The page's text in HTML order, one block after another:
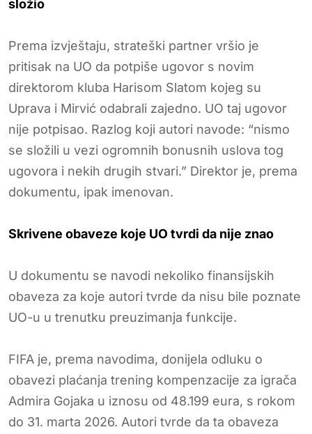
složio
Prema izvještaju, strateški partner vršio je
pritisak na UO da potpiše ugovor s novim
direktorom kluba Harisom Slatom kojeg su
Uprava i Mirvić odabrali zajedno. UO taj ugovor
nije potpisao. Razlog koji autori navode: “nismo
se složili u vezi ogromnih bonusnih uslova tog
ugovora i nekih drugih stvari.” Direktor je, prema
dokumentu, ipak imenovan.
Skrivene obaveze koje UO tvrdi da nije znao
U dokumentu se navodi nekoliko finansijskih
obaveza za koje autori tvrde da nisu bile poznate
UO-u u trenutku preuzimanja funkcije.
FIFA je, prema navodima, donijela odluku o
obavezi plaćanja trening kompenzacije za igrača
Admira Gojaka u iznosu od 48.199 eura, s rokom
do 31. marta 2026. Autori tvrde da ta obaveza